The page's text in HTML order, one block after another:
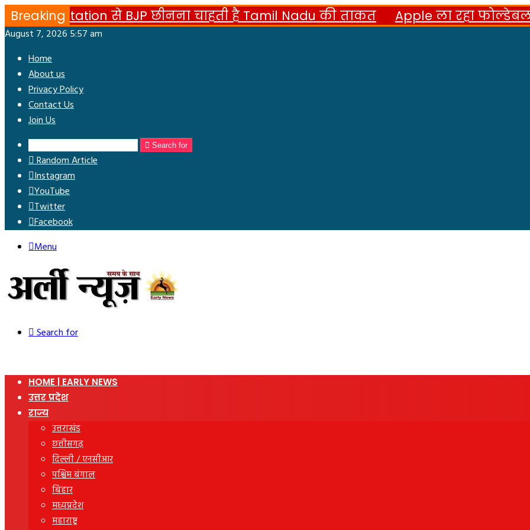
Breakingसे BJP छीनना चाहती है Tamil Nadu की ताकत Apple ला रहा फोल्डेबल फ़ोन,
August 7, 2026 5:57 am
Home
About us
Privacy Policy
Contact Us
Join Us
Search for
Random Article
Instagram
YouTube
Twitter
Facebook
Menu
Search for
HOME | EARLY NEWS
उत्तर प्रदेश
राज्य
उत्तराखंड
छत्तीसगढ़
दिल्ली / एनसीआर
पश्चिम बंगाल
बिहार
मध्यप्रदेश
महाराष्ट्र